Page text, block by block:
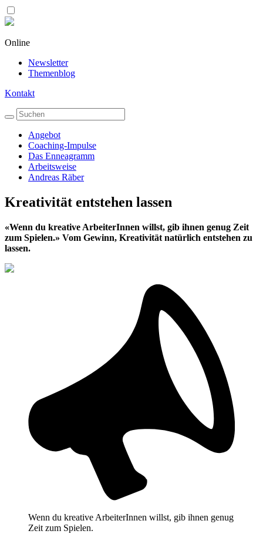
Online
Newsletter
Themenblog
Kontakt
Angebot
Coaching-Impulse
Das Enneagramm
Arbeitsweise
Andreas Räber
Kreativität entstehen lassen
«Wenn du kreative ArbeiterInnen willst, gib ihnen genug Zeit
zum Spielen.» Vom Gewinn, Kreativität natürlich entstehen zu
lassen.
Wenn du kreative ArbeiterInnen willst, gib ihnen genug
Zeit zum Spielen.